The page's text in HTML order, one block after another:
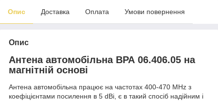
Опис Доставка Оплата Умови повернення
Опис
Антена автомобільна ВРА 06.406.05 на
магнітній основі
Антена автомобільна працює на частотах 400-470 MHz з
коефіцієнтами посилення в 5 dBi, є в такий спосіб надійним і